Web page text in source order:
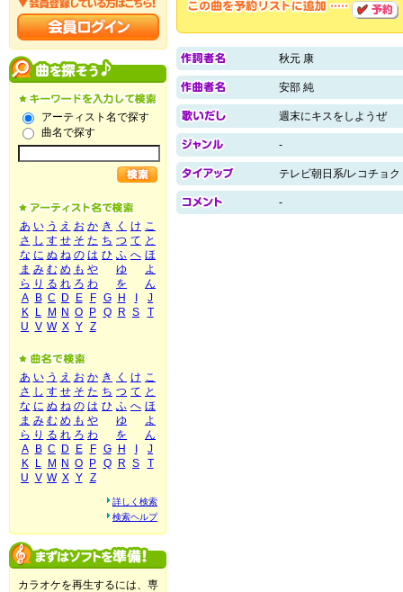
アーティスト名で探す
曲名で探す
あ い う え お か き く け こ
さ し す せ そ た ち つ て と
な に ぬ ね の は ひ ふ へ ほ
ま み む め も や ゆ
よ
ら り る れ ろ わ を
ん
A
B C D E F G H
J
K
L M N O P Q R S
T
U V W X Y Z
あ い う え お か き く け こ
さ し す せ そ た ち つ て と
な に ぬ ね の は ひ ふ へ ほ
ま み む め も や ゆ
よ
ら り る れ ろ わ を
ん
A
B C D E F G H
J
K
L M N O P Q R S
T
U V W X Y Z
詳しく検索
検索ヘルプ
カラオケを再生するには、専
秋元 康
安部 純
週末にキスをしようぜ
-
テレビ朝日系/レコチョ
-